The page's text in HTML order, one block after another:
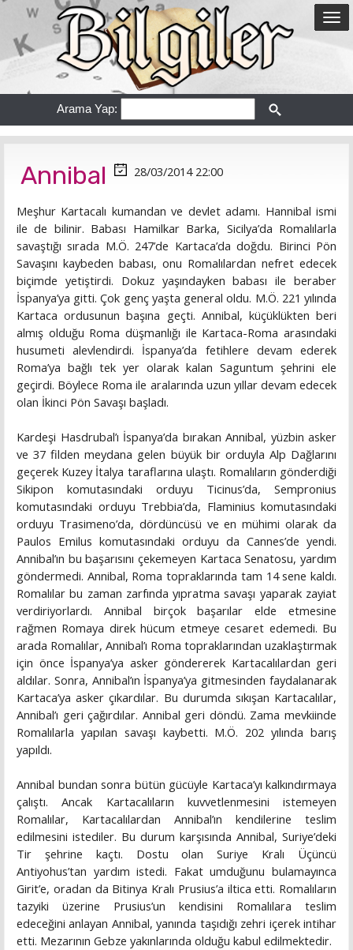
Arama Yap:
Annibal 28/03/2014 22:00
Meşhur Kartacalı kumandan ve devlet adamı. Hannibal ismi
ile de bilinir. Babası Hamilkar Barka, Sicilya’da Romalılarla
savaştığı sırada M.Ö. 247’de Kartaca’da doğdu. Birinci Pön
Savaşını kaybeden babası, onu Romalılardan nefret edecek
biçimde yetiştirdi. Dokuz yaşındayken babası ile beraber
İspanya’ya gitti. Çok genç yaşta general oldu. M.Ö. 221 yılında
Kartaca ordusunun başına geçti. Annibal, küçüklükten beri
almış olduğu Roma düşmanlığı ile Kartaca-Roma arasındaki
husumeti alevlendirdi. İspanya’da fetihlere devam ederek
Roma’ya bağlı tek yer olarak kalan Saguntum şehrini ele
geçirdi. Böylece Roma ile aralarında uzun yıllar devam edecek
olan İkinci Pön Savaşı başladı.
Kardeşi Hasdrubal’ı İspanya’da bırakan Annibal, yüzbin asker
ve 37 filden meydana gelen büyük bir orduyla Alp Dağlarını
geçerek Kuzey İtalya taraflarına ulaştı. Romalıların gönderdiği
Sikipon komutasındaki orduyu Ticinus’da, Sempronius
komutasındaki orduyu Trebbia’da, Flaminius komutasındaki
orduyu Trasimeno’da, dördüncüsü ve en mühimi olarak da
Paulos Emilus komutasındaki orduyu da Cannes’de yendi.
Annibal’ın bu başarısını çekemeyen Kartaca Senatosu, yardım
göndermedi. Annibal, Roma topraklarında tam 14 sene kaldı.
Romalılar bu zaman zarfında yıpratma savaşı yaparak zayiat
verdiriyorlardı. Annibal birçok başarılar elde etmesine
rağmen Romaya direk hücum etmeye cesaret edemedi. Bu
arada Romalılar, Annibal’ı Roma topraklarından uzaklaştırmak
için önce İspanya’ya asker göndererek Kartacalılardan geri
aldılar. Sonra, Annibal’ın İspanya’ya gitmesinden faydalanarak
Kartaca’ya asker çıkardılar. Bu durumda sıkışan Kartacalılar,
Annibal’ı geri çağırdılar. Annibal geri döndü. Zama mevkiinde
Romalılarla yapılan savaşı kaybetti. M.Ö. 202 yılında barış
yapıldı.
Annibal bundan sonra bütün gücüyle Kartaca’yı kalkındırmaya
çalıştı. Ancak Kartacalıların kuvvetlenmesini istemeyen
Romalılar, Kartacalılardan Annibal’ın kendilerine teslim
edilmesini istediler. Bu durum karşısında Annibal, Suriye’deki
Tir şehrine kaçtı. Dostu olan Suriye Kralı Üçüncü
Antiyohus’tan yardım istedi. Fakat umduğunu bulamayınca
Girit’e, oradan da Bitinya Kralı Prusius’a iltica etti. Romalıların
tazyiki üzerine Prusius’un kendisini Romalılara teslim
edeceğini anlayan Annibal, yanında taşıdığı zehri içerek intihar
etti. Mezarının Gebze yakınlarında olduğu kabul edilmektedir.